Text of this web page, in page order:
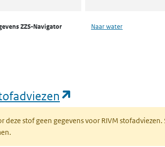
ZZS-Navigator
Naar water
deze stof geen gegevens voor RIVM